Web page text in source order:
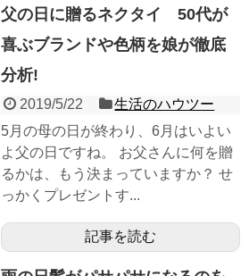
父の日に贈るネクタイ 50代が
喜ぶブランドや色柄を娘が徹底
分析!
2019/5/22
生活のハウツー
5月の母の日が終わり、6月はいよい
よ父の日ですね。 お父さんに何を贈
るかは、もう決まっていますか？ せ
っかくプレゼントす...
記事を読む